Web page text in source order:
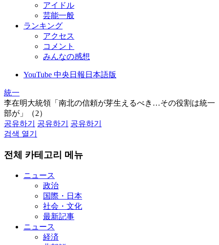
アイドル
芸能一般
ランキング
アクセス
コメント
みんなの感想
YouTube 中央日報日本語版
統一
李在明大統領「南北の信頼が芽生えるべき…その役割は統一
部が」（2）
공유하기
공유하기
공유하기
검색 열기
전체 카테고리 메뉴
ニュース
政治
国際・日本
社会・文化
最新記事
ニュース
経済